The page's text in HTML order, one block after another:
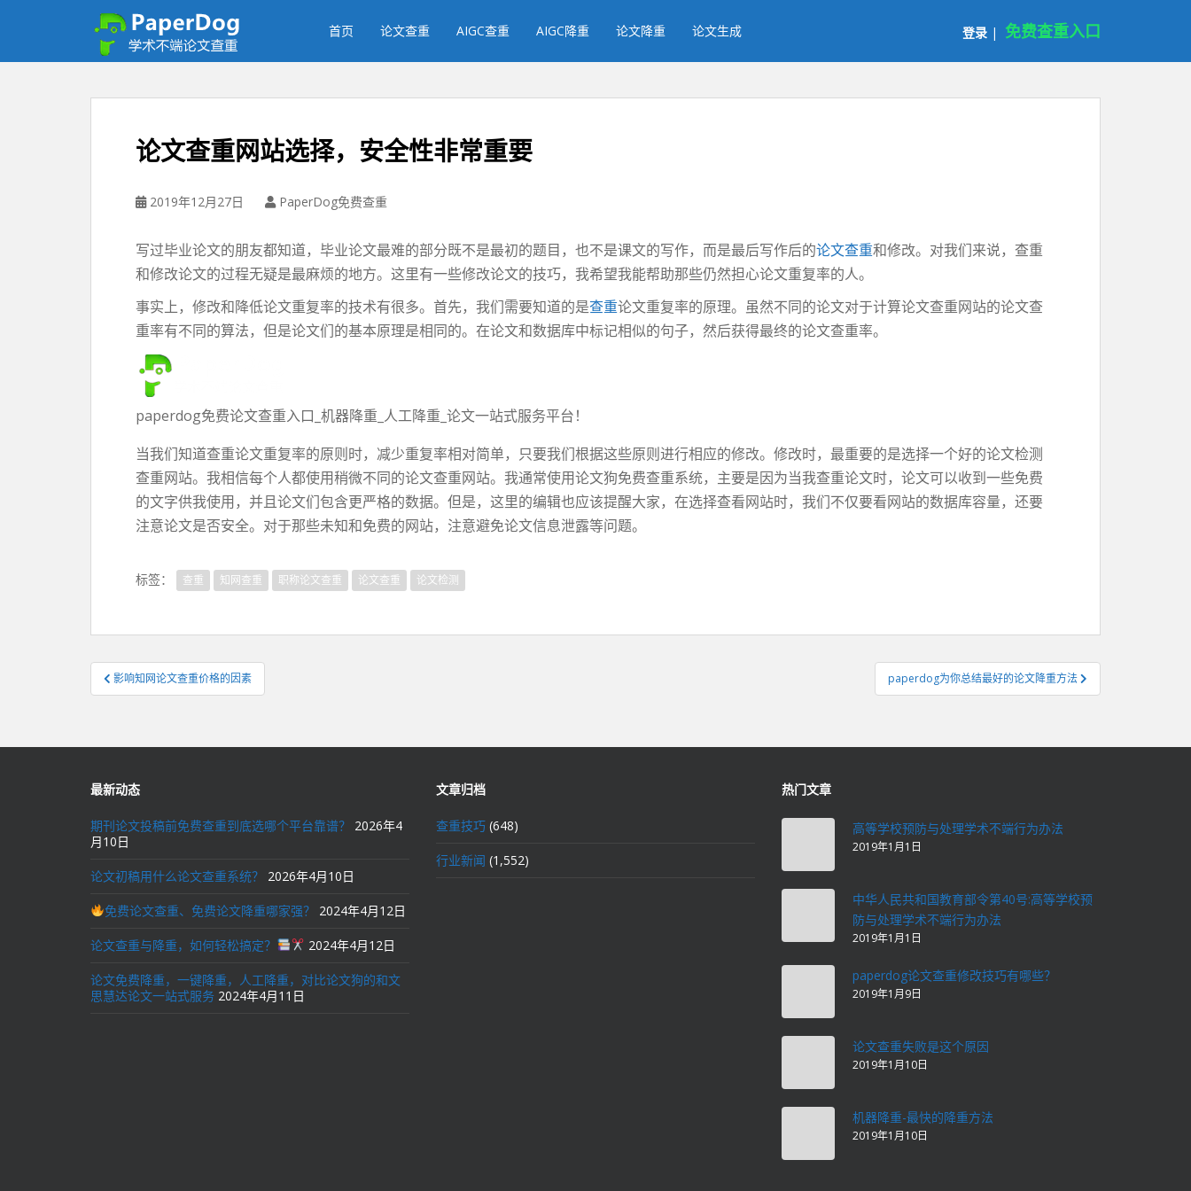
首页 论文查重 AIGC查重 AIGC降重 论文降重 论文生成 登录 | 免费查重入口
论文查重网站选择，安全性非常重要
2019年12月27日 PaperDog免费查重
写过毕业论文的朋友都知道，毕业论文最难的部分既不是最初的题目，也不是课文的写作，而是最后写作后的论文查重和修改。对我们来说，查重
和修改论文的过程无疑是最麻烦的地方。这里有一些修改论文的技巧，我希望我能帮助那些仍然担心论文重复率的人。
事实上，修改和降低论文重复率的技术有很多。首先，我们需要知道的是查重论文重复率的原理。虽然不同的论文对于计算论文查重网站的论文查
重率有不同的算法，但是论文们的基本原理是相同的。在论文和数据库中标记相似的句子，然后获得最终的论文查重率。
paperdog免费论文查重入口_机器降重_人工降重_论文一站式服务平台！
当我们知道查重论文重复率的原则时，减少重复率相对简单，只要我们根据这些原则进行相应的修改。修改时，最重要的是选择一个好的论文检测
查重网站。我相信每个人都使用稍微不同的论文查重网站。我通常使用论文狗免费查重系统，主要是因为当我查重论文时，论文可以收到一些免费
的文字供我使用，并且论文们包含更严格的数据。但是，这里的编辑也应该提醒大家，在选择查看网站时，我们不仅要看网站的数据库容量，还要
注意论文是否安全。对于那些未知和免费的网站，注意避免论文信息泄露等问题。
标签： 查重 知网查重 职称论文查重 论文查重 论文检测
文
章
航
影响知网论文查重价格的因素 paperdog为你总结最好的论文降重方法
最新动态
期刊论文投稿前免费查重到底选哪个平台靠谱？
2026年4
月10日
论文初稿用什么论文查重系统？ 2026年4月10日
免费论文查重、免费论文降重哪家强？ 2024年4月12日
论文查重与降重，如何轻松搞定？ 2024年4月12日
论文免费降重，一键降重，人工降重，对比论文狗的和文
思慧达论文一站式服务 2024年4月11日
文章归档
查重技巧 (648)
行业新闻 (1,552)
热门文章
高等学校预防与处理学术不端行为办法
2019年1月1日
中华人民共和国教育部令第40号:高等学校预
防与处理学术不端行为办法
2019年1月1日
paperdog论文查重修改技巧有哪些？
2019年1月9日
论文查重失败是这个原因
2019年1月10日
机器降重-最快的降重方法
2019年1月10日